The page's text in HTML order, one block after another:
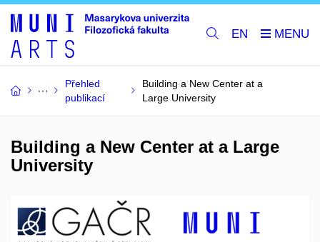
EN
Přehled
publikací
Building a New Center at a
Large University
Building a New Center at a Large
University